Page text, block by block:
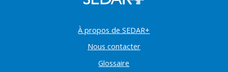
À propos de SEDAR+
Nous contacter
Glossaire